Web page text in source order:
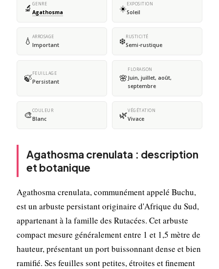
🔬 GENRE
Agathosma ☀️EXPOSITION
Soleil
💧 ARROSAGE
Important ❄️RUSTICITÉ
Semi-rustique
🍃FEUILLAGE
Persistant 🌸
FLORAISON
Juin, juillet, août,
septembre
🎨COULEUR
Blanc 🌿VÉGÉTATION
Vivace
Agathosma crenulata : description
et botanique
Agathosma crenulata, communément appelé Buchu,
est un arbuste persistant originaire d'Afrique du Sud,
appartenant à la famille des Rutacées. Cet arbuste
compact mesure généralement entre 1 et 1,5 mètre de
hauteur, présentant un port buissonnant dense et bien
ramifié. Ses feuilles sont petites, étroites et finement